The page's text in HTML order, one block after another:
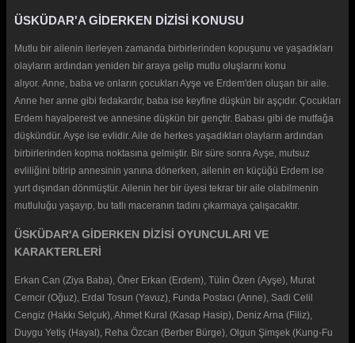
ÜSKÜDAR'A GİDERKEN DİZİSİ KONUSU
Mutlu bir ailenin ilerleyen zamanda birbirlerinden kopuşunu ve yaşadıkları
olayların ardından yeniden bir araya gelip mutlu oluşlarını konu
alıyor. Anne, baba ve onların çocukları Ayşe ve Erdem'den oluşan bir aile.
Anne her anne gibi fedakardır, baba ise keyfine düşkün bir aşçıdır. Çocukları
Erdem hayalperest ve annesine düşkün bir gençtir. Babası gibi de mutfağa
düşkündür. Ayşe ise evlidir. Aile de herkes yaşadıkları olayların ardından
birbirlerinden kopma noktasına gelmiştir. Bir süre sonra Ayşe, mutsuz
evliliğini bitirip annesinin yanına dönerken, ailenin en küçüğü Erdem ise
yurt dışından dönmüştür. Ailenin her bir üyesi tekrar bir aile olabilmenin
mutluluğu yaşayıp, bu tatlı maceranın tadını çıkarmaya çalışacaktır.
ÜSKÜDAR'A GİDERKEN DİZİSİ OYUNCULARI VE
KARAKTERLERİ
Erkan Can (Ziya Baba), Öner Erkan (Erdem), Tülin Özen (Ayşe), Murat
Cemcir (Oğuz), Erdal Tosun (Yavuz), Funda Postacı (Anne), Sadi Celil
Cengiz (Hakkı Selçuk), Ahmet Kural (Kasap Hasip), Deniz Arna (Filiz),
Duygu Yetiş (Hayal), Reha Özcan (Berber Bürge), Olgun Şimşek (Kung-Fu